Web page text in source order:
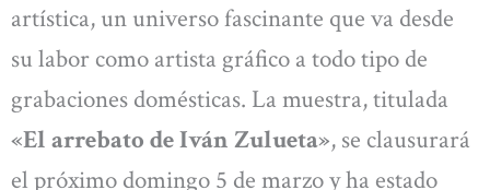
artística, un universo fascinante que va desde
su labor como artista gráfico a todo tipo de
grabaciones domésticas. La muestra, titulada
«El arrebato de Iván Zulueta», se clausurará
el próximo domingo 5 de marzo y ha estado